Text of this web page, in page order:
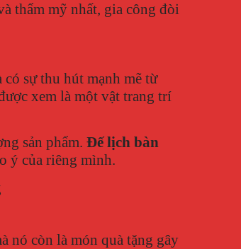
thẩm mỹ nhất, gia công đòi
sự thu hút mạnh mẽ từ
xem là một vật trang trí
sản phẩm. Đế lịch bàn
ý của riêng mình.
nó còn là món quà tặng gây